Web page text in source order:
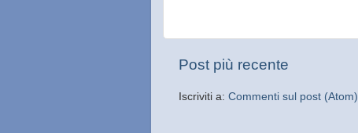
Post più recente
Iscriviti a: Commenti sul post (Atom)